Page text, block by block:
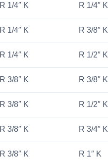
R 1/4″ K R 1/4″ K
R 1/4″ K R 3/8″ K
R 1/4″ K R 1/2″ K
R 3/8″ K R 3/8″ K
R 3/8″ K R 1/2″ K
R 3/8″ K R 3/4″ K
R 3/8″ K R 1″ K